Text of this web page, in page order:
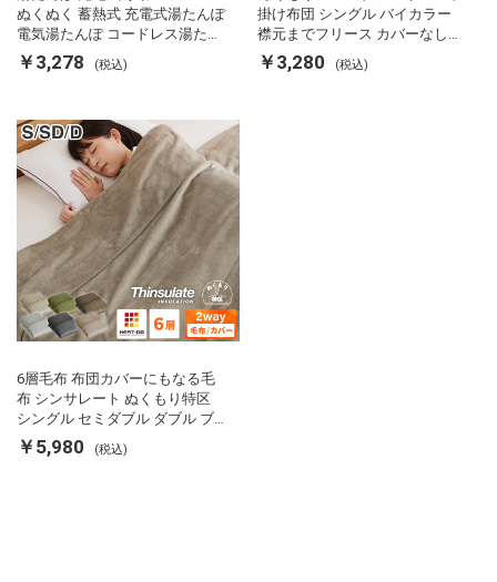
ぬくぬく 蓄熱式 充電式湯たんぽ
電気湯たんぽ コードレス湯たん
ぽ エコ 節電 節約 省エネ 充電式
エコ電気あんか EWT-2143 スリ
￥3,278 (税込)
掛け布団 シングル バイカラー
襟元までフリース カバーなしで
使える 軽い 丸洗い 断熱 保温 抗
菌防臭 洗える 防ダニ 軽量 ホコ
￥3,280 (税込)
6層毛布 布団カバーにもなる毛
布 シンサレート ぬくもり特区
シングル セミダブル ダブル ブ
ランケット 掛け布団カバー フラ
ンネル 保温 蓄熱 吸湿 発熱 断熱
￥5,980 (税込)